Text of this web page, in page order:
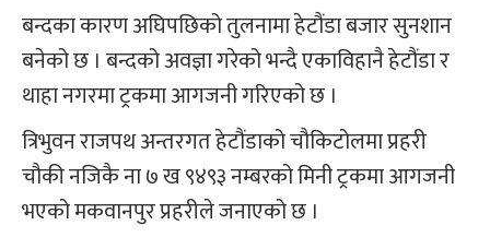
बन्दका कारण अघिपछिको तुलनामा हेटौंडा बजार सुनशान
बनेको छ । बन्दको अवज्ञा गरेको भन्दै एकाविहानै हेटौंडा र
थाहा नगरमा ट्रकमा आगजनी गरिएको छ ।
त्रिभुवन राजपथ अन्तरगत हेटौंडाको चौकिटोलमा प्रहरी
चौकी नजिकै ना ७ ख ९४९३ नम्बरको मिनी ट्रकमा आगजनी
भएको मकवानपुर प्रहरीले जनाएको छ ।